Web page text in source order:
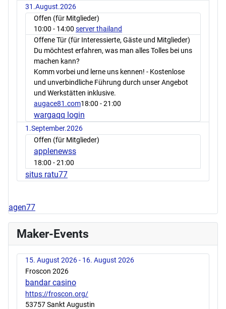
31.August.2026
Offen (für Mitglieder)
10:00 - 14:00 server thailand
Offene Tür (für Interessierte, Gäste und Mitglieder)
Du möchtest erfahren, was man alles Tolles bei uns
machen kann?
Komm vorbei und lerne uns kennen! - Kostenlose
und unverbindliche Führung durch unser Angebot
und Werkstätten inklusive.
augace81.com18:00 - 21:00
wargaqq login
1.September.2026
Offen (für Mitglieder)
applenewss
18:00 - 21:00
situs ratu77
agen77
Maker-Events
15. August 2026 - 16. August 2026
Froscon 2026
bandar casino
https://froscon.org/
53757 Sankt Augustin